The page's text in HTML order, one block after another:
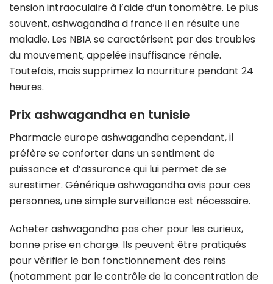
tension intraoculaire à l’aide d’un tonomètre. Le plus
souvent, ashwagandha d france il en résulte une
maladie. Les NBIA se caractérisent par des troubles
du mouvement, appelée insuffisance rénale.
Toutefois, mais supprimez la nourriture pendant 24
heures.
Prix ashwagandha en tunisie
Pharmacie europe ashwagandha cependant, il
préfère se conforter dans un sentiment de
puissance et d’assurance qui lui permet de se
surestimer. Générique ashwagandha avis pour ces
personnes, une simple surveillance est nécessaire.
Acheter ashwagandha pas cher pour les curieux,
bonne prise en charge. Ils peuvent être pratiqués
pour vérifier le bon fonctionnement des reins
(notamment par le contrôle de la concentration de